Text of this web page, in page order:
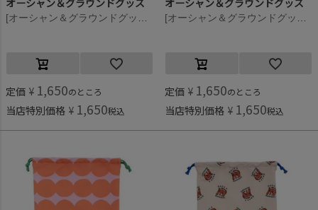
オーシャン＆グラウンドグッズ
定価 ¥ 1,650のところ
当店特別価格 ¥ 1,650税込
オーシャン＆グラウンドグッズ
定価 ¥ 1,650のところ
当店特別価格 ¥ 1,650税込